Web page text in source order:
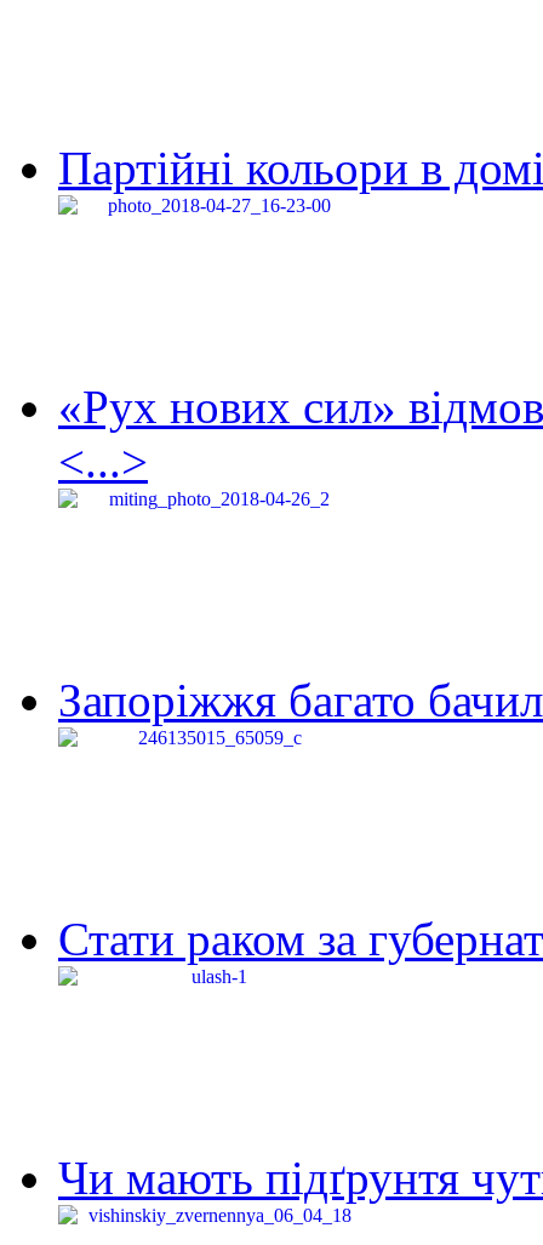
Партійні кольори в
«Рух нових сил»
<...>
Запоріжжя багато
Стати раком за
Чи мають підґрунтя